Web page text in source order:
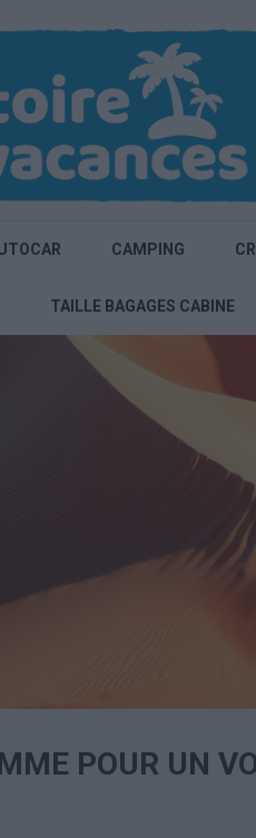
CAMPING
TAILLE BAGAGES CABINE
POUR UN